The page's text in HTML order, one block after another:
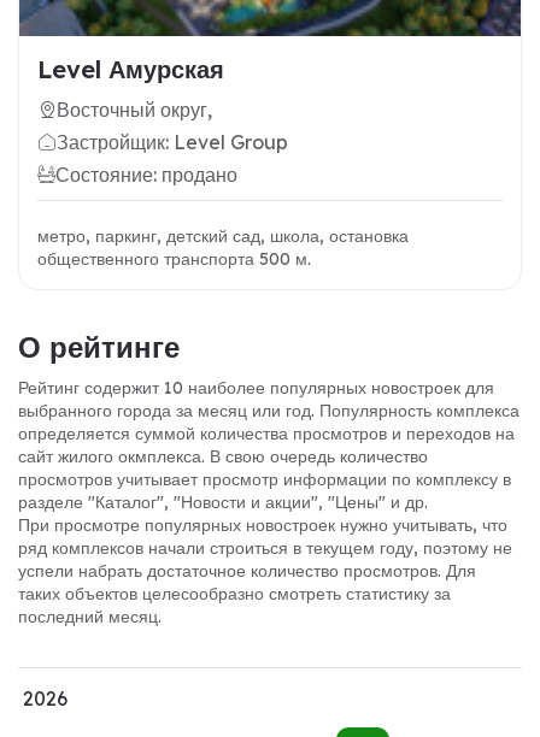
Level Амурская
Восточный округ,
Застройщик: Level Group
Состояние: продано
метро, паркинг, детский сад, школа, остановка
общественного транспорта 500 м.
О рейтинге
Рейтинг содержит 10 наиболее популярных новостроек для
выбранного города за месяц или год. Популярность комплекса
определяется суммой количества просмотров и переходов на
сайт жилого окмплекса. В свою очередь количество
просмотров учитывает просмотр информации по комплексу в
разделе "Каталог", "Новости и акции", "Цены" и др.
При просмотре популярных новостроек нужно учитывать, что
ряд комплексов начали строиться в текущем году, поэтому не
успели набрать достаточное количество просмотров. Для
таких объектов целесообразно смотреть статистику за
последний месяц.
2026